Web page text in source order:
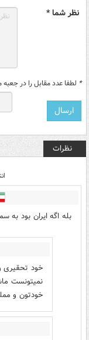
نظر شما *
* لطفا عدد مقابل را در جعبه
نظرات
بله اگه ایران بود
خود تحقیری
نمیتونست
خودتون و